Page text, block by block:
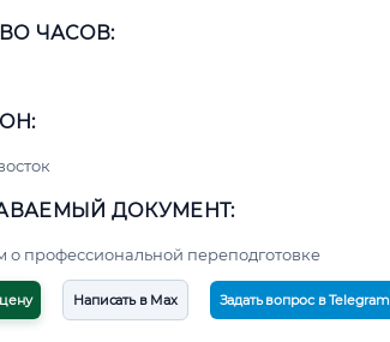
ЧАСОВ:
ДОКУМЕНТ:
о профессиональной переподготовке
Написать в Max Задать вопрос в Telegram